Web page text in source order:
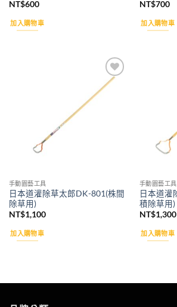
NT$600
加入購物車
NT$700
加入購物車
Add to
wishlist
手動園藝工具
日本道灌除草太郎DK-801(株間
除草用)
NT$1,100
加入購物車
手動園藝工具
日本道灌
積除草用)
NT$1,300
加入購物車